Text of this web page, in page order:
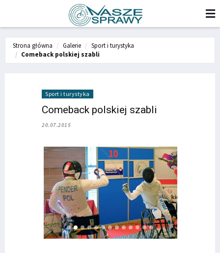
Strona główna Galerie
Sport i turystyka
Comeback polskiej szabli
Sport i turystyka
Comeback polskiej szabli
20.07.2015